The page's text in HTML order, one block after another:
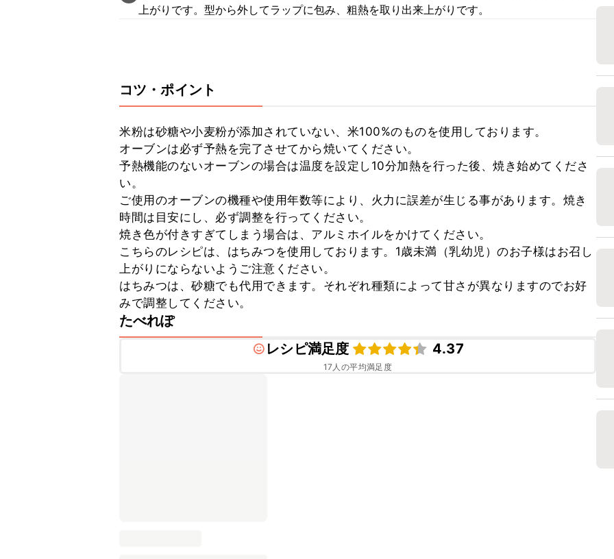
上がりです。型から外してラップに包み、粗熱を取り出来上がりです。
コツ・ポイント
米粉は砂糖や小麦粉が添加されていない、米100%のものを使用しております。
オーブンは必ず予熱を完了させてから焼いてください。
予熱機能のないオーブンの場合は温度を設定し10分加熱を行った後、焼き始めてくださ
い。
ご使用のオーブンの機種や使用年数等により、火力に誤差が生じる事があります。焼き
時間は目安にし、必ず調整を行ってください。
焼き色が付きすぎてしまう場合は、アルミホイルをかけてください。
こちらのレシピは、はちみつを使用しております。1歳未満（乳幼児）のお子様はお召し
上がりにならないようご注意ください。
はちみつは、砂糖でも代用できます。それぞれ種類によって甘さが異なりますのでお好
みで調整してください。
たべれぽ
レシピ満足度
4.37
17 人の平均満足度